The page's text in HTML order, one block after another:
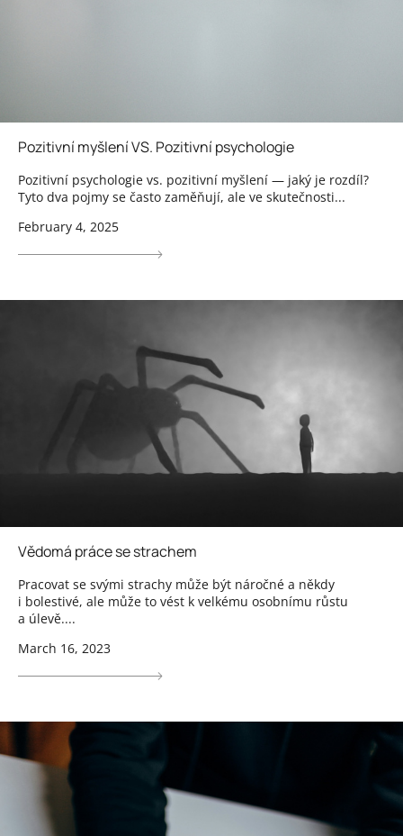
Pozitivní myšlení VS. Pozitivní psychologie
Pozitivní psychologie vs. pozitivní myšlení — jaký je rozdíl?
Tyto dva pojmy se často zaměňují, ale ve skutečnosti...
February 4, 2025
Vědomá práce se strachem
Pracovat se svými strachy může být náročné a někdy
i bolestivé, ale může to vést k velkému osobnímu růstu
a úlevě....
March 16, 2023